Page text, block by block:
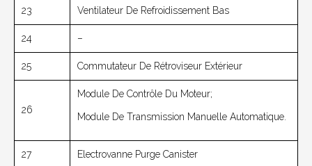
23 Ventilateur De Refroidissement Bas
24 –
25 Commutateur De Rétroviseur Extérieur
26
Module De Contrôle Du Moteur;
Module De Transmission Manuelle Automatique.
27 Electrovanne Purge Canister